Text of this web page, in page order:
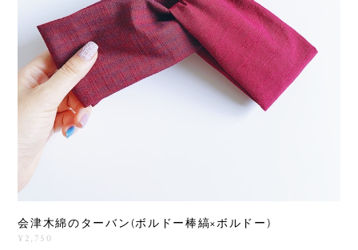
会津木綿のターバン(ボルドー棒縞×ボルドー)
¥2,750